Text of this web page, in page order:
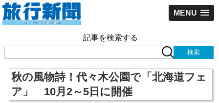
MENU
記事を検索する
秋の風物詩！代々木公園で「北海道フェ
ア」 10月2～5日に開催